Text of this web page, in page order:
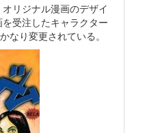
リジナル漫画のデザイ
受注したキャラクター
なり変更されている。